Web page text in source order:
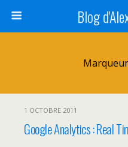
Blog
1 OCTOBRE 2011
Google Analytics : Real